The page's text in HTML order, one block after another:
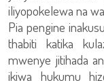
iliyopokelewa na
Pia pengine
thabiti katika
mwenye jitihada
ikiwa hukumu